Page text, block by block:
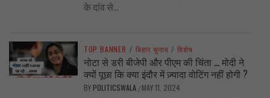
के दांव से...
TOP BANNER / बिहार चुनाव / विशेष
नोटा से डरी बीजेपी और पीएम की चिंता … मोदी ने
क्यों पूछा कि क्या इंदौर में ज़्यादा वोटिंग नहीं होगी ?
BY POLITICSWALA / MAY 11, 2024